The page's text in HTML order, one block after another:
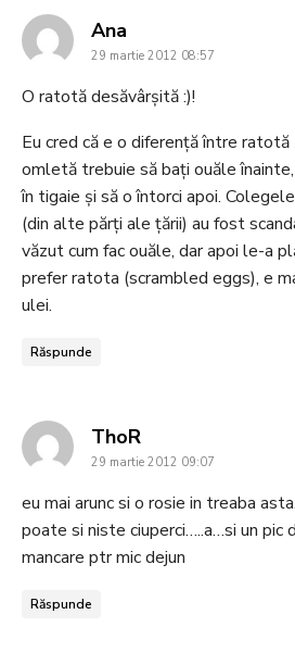
Ana
29 martie 2012 08:57
O ratotă desăvârşită :)!
Eu cred că e o diferenţă între
omletă trebuie să baţi ouăle
în tigaie şi să o întorci apoi.
(din alte părţi ale ţării) au fost
văzut cum fac ouăle, dar apoi le-a
prefer ratota (scrambled eggs), e
ulei.
Răspunde
ThoRsays:
29 martie 2012 09:07
eu mai arunc si o rosie in treaba
poate si niste ciuperci…..a…si un pic
mancare ptr mic dejun
Răspunde